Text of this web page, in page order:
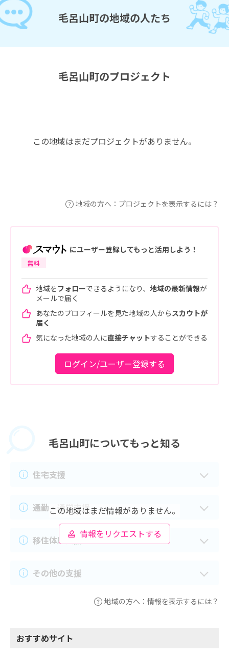
毛呂山町の地域の人たち
毛呂山町のプロジェクト
この地域はまだプロジェクトがありません。
地域の方へ：プロジェクトを表示するには？
にユーザー登録してもっと活用しよう！
無料
地域をフォローできるようになり、 地域の最新情報が
メールで届く
あなたのプロフィールを見た地域の人からスカウトが
届く
気になった地域の人に直接チャットすることができる
ログイン/ユーザー登録する
毛呂山町についてもっと知る
この地域はまだ情報がありません。
情報をリクエストする
住宅支援
通勤・通学支援
移住体験支援
その他の支援
地域の方へ：情報を表示するには？
おすすめサイト